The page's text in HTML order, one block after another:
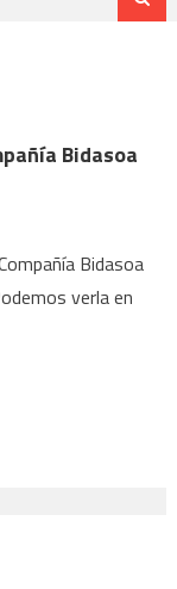
Bidasoa
Bidasoa
verla en